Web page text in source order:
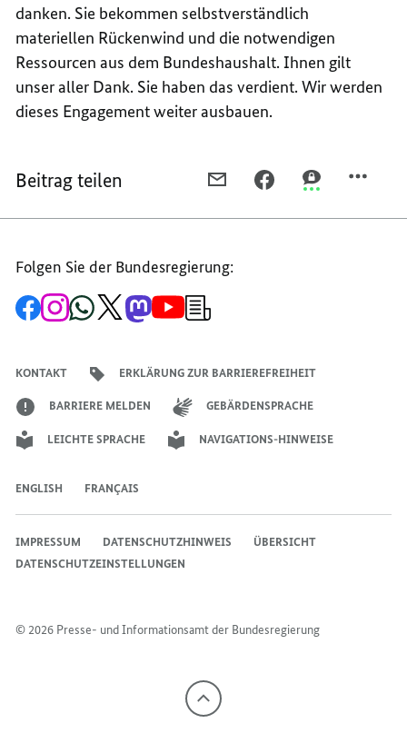
danken. Sie bekommen selbstverständlich
materiellen Rückenwind und die notwendigen
Ressourcen aus dem Bundeshaushalt. Ihnen gilt
unser aller Dank. Sie haben das verdient. Wir werden
dieses Engagement weiter ausbauen.
Beitrag teilen
MAIL
REDE
HERMANN
GRÖHE,
TEILEN,
GRÖHE,
TEILEN,
Folgen Sie der Bundesregierung:
Zur
Facebook-
Zum
Instagram-
Zum
WhatsApp-
Zum
X-
Zum
Mastodon-
Zum
YouTube-Anmeldung
KONTAKT ERKLÄRUNG ZUR BARRIEREFREIHEIT
BARRIERE MELDEN GEBÄRDENSPRACHE
LEICHTE SPRACHE NAVIGATIONS-HINWEISE
ENGLISH FRANÇAIS
© 2026 Presse- und Informationsamt der Bundesregierung
IMPRESSUM DATENSCHUTZHINWEIS
ÜBERSICHT
DATENSCHUTZEINSTELLUNGEN
Nach
oben